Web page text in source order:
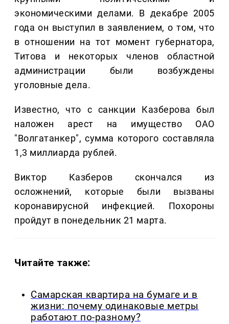
экономическими делами. В декабре 2005
года он выступил в заявлением, о том, что
в отношении на тот момент губернатора,
Титова и некоторых членов областной
администрации были возбуждены
уголовные дела.
Известно, что с санкции Казберова был
наложен арест на имущество ОАО
"Волгатанкер", сумма которого составляла
1,3 миллиарда рублей.
Виктор Казберов скончался из
осложнений, которые были вызваны
коронавирусной инфекцией. Похороны
пройдут в понедельник 21 марта.
Читайте также:
Самарская квартира на бумаге и в
жизни: почему одинаковые метры
работают по-разному?